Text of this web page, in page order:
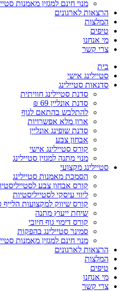
מנוי חינם למגזין מאמנות
הרצאות לארגונים
המלצות
טיפים
מי אנחנו
צרי קשר
בית
סטיילינג אישי
סדנאות סטיילינג
סדנת סטיילינג חוויתית
סדנת אונליין 69 ₪
להתלבש בהתאם לגוף
ארון מלא אפשרויות
סדנת שופינג אונליין
אבחון צבע
קורס סטיילינג אישי
מנוי מתנה למגזין סטיילינג
סטיילינג מקצועי
הסמכת מאמנות סטיילינג
קורס אבחון צבע
ליווי עיסקי לסטייליסטיות
קורס שיווק למקצועות הלייף
שיחת ייעוץ מתנה
קורס דימוי גוף חיובי
סמינר סטיילינג בהפקות
מנוי חינם למגזין מאמנות
הרצאות לארגונים
המלצות
טיפים
מי אנחנו
צרי קשר